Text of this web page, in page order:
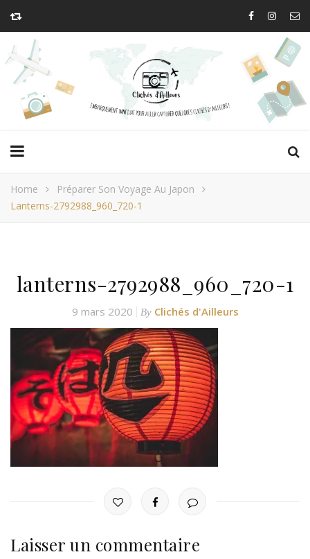
Home
Préparer Son Voyage Au Japon
Lanterns-2792988_960_720-1
lanterns-2792988_960_720-1
9 mars 2020 By Clichés d'Ailleurs
Laisser un commentaire